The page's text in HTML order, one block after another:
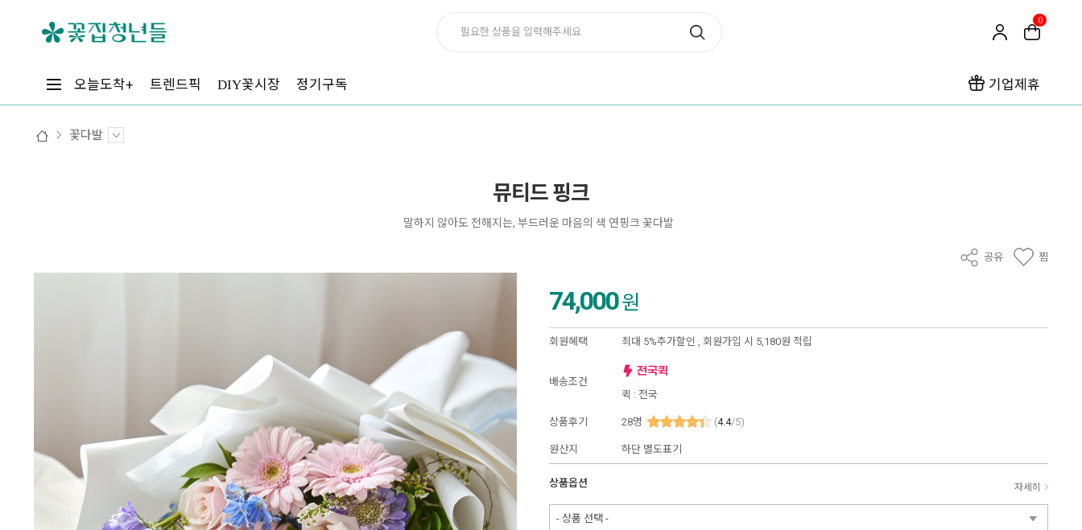
0
오늘도착+ 트렌드픽 DIY꽃시장 정기구독 기업제휴
꽃다발
뮤티드 핑크
말하지 않아도 전해지는, 부드러운 마음의 색 연핑크 꽃다발
공유 찜
74,000원
회원혜택 최대 5%추가할인 , 회원가입 시 5,180원 적립
배송조건
퀵 : 전국
상품후기 28명 (4.4/5)
원산지 하단 별도표기
상품옵션 자세히
- 상품 선택 -